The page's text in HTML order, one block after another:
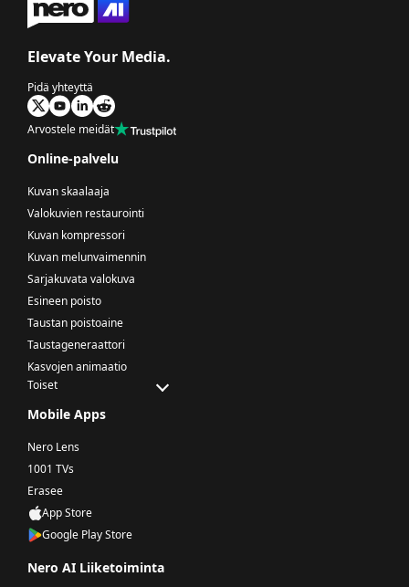
Elevate Your Media.
Pidä yhteyttä
Arvostele meidät
Online-palvelu
Kuvan skaalaaja
Valokuvien restaurointi
Kuvan kompressori
Kuvan melunvaimennin
Sarjakuvata valokuva
Esineen poisto
Taustan poistoaine
Taustageneraattori
Kasvojen animaatio
Toiset
Mobile Apps
Nero Lens
1001 TVs
Erasee
App Store
Google Play Store
Nero AI Liiketoiminta